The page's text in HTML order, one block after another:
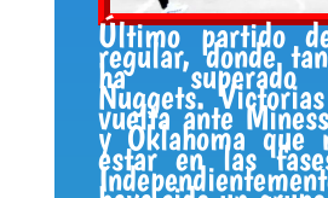
Último partido
regular, donde
ha superado
Nuggets.
vuelta ante
y Oklahoma que
estar en las